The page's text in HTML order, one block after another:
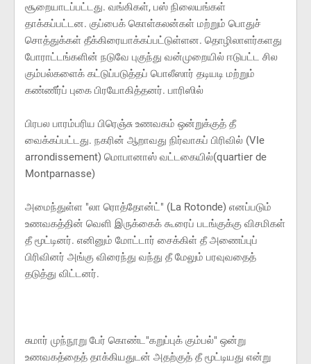
சூறையாடப்பட்டது. வங்கிகள், பஸ் நிலையங்கள்
தாக்கப்பட்டன. குப்பைக் கொள்கலன்கள் மற்றும் பொதுச்
சொத்துக்கள் தீக்கிரையாக்கப்பட்டுள்ளன. தொழிலாளர்களது
போராட்டங்களின் நடுவே புகுந்து வன்முறையில் ஈடுபட்ட சில
கும்பல்களைக் கட்டுப்படுத்தப் பொலீஸார் தடியடி மற்றும்
கண்ணீர்ப் புகை பிரயோகித்தனர். பாரிஸில்
பிரபல பாரம்பரிய பிரெஞ்சு உணவகம் ஒன்றுக்குத் தீ
வைக்கப்பட்டது. நகரின் ஆறாவது நிர்வாகப் பிரிவில் (VIe
arrondissement) மொபானாஸ் வட்டகையில்(quartier de
Montparnasse)
அமைந்துள்ள "லா ரொத்தோன்ட்" (La Rotonde) எனப்படும்
உணவகத்தின் வெளி இருக்கைக் கூரைப் படங்குக்கு விசமிகள்
தீ மூட்டினர். எனினும் மோட்டார் சைக்கிள் தீ அணைப்புப்
பிரிவினர் அங்கு விரைந்து வந்து தீ மேலும் பரவுவதைத்
தடுத்து விட்டனர்.
சுமார் முந்நூறு பேர் கொண்ட"கறுப்புக் கும்பல்" ஒன்று
உணவகத்தைத் தாக்கியதுடன் அதற்குத் தீ மூட்டியது என்று